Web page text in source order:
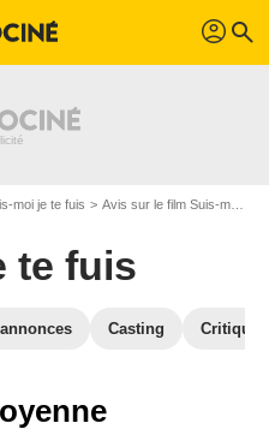
profil search
moi je te fuis Avis sur le film Suis-moi je te fuis
te fuis
Casting